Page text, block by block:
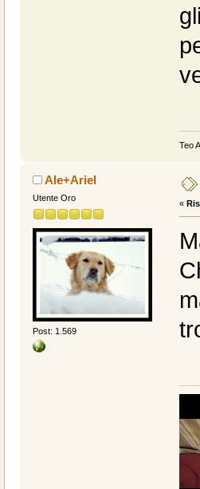
Teo
Ale+Ariel
Utente Oro
Post: 1.569
«